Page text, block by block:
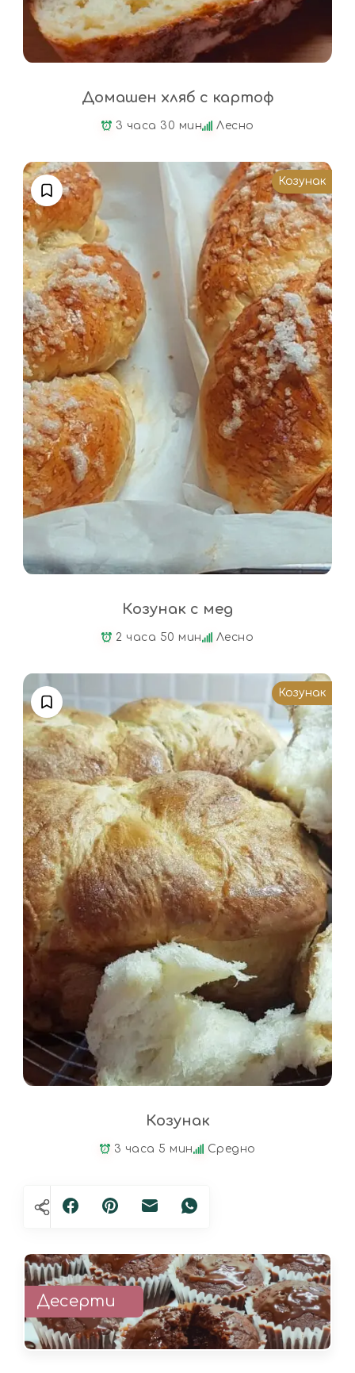
Домашен хляб с картоф
3 часа 30 мин Лесно
Козунак
Козунак с мед
2 часа 50 мин Лесно
Козунак
Козунак
3 часа 5 мин Средно
Десерти